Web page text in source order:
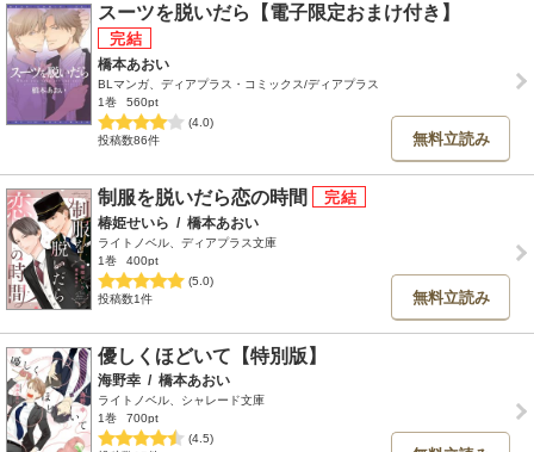
スーツを脱いだら【電子限定おまけ付き】
橋本あおい
BLマンガ、ディアプラス・コミックス/ディアプラス
1巻
560pt
(4.0)
投稿数86件
無料立読み
制服を脱いだら恋の時間
椿姫せいら / 橋本あおい
ライトノベル、ディアプラス文庫
1巻
400pt
(5.0)
投稿数1件
無料立読み
優しくほどいて【特別版】
海野幸 / 橋本あおい
ライトノベル、シャレード文庫
1巻
700pt
(4.5)